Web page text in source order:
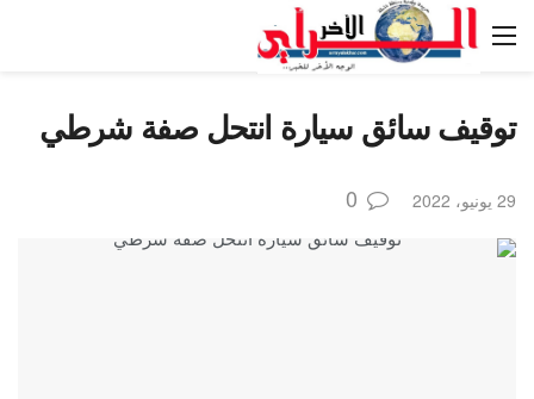
توقيف سائق سيارة انتحل صفة شرطي
29 يونيو، 2022 0